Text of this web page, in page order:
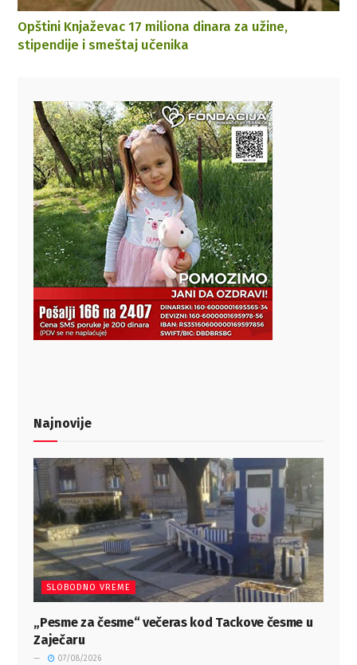
Opštini Knjaževac 17 miliona dinara za užine,
stipendije i smeštaj učenika
Najnovije
SLOBODNO VREME
„Pesme za česme“ večeras kod Tackove česme u
Zaječaru
07/08/2026